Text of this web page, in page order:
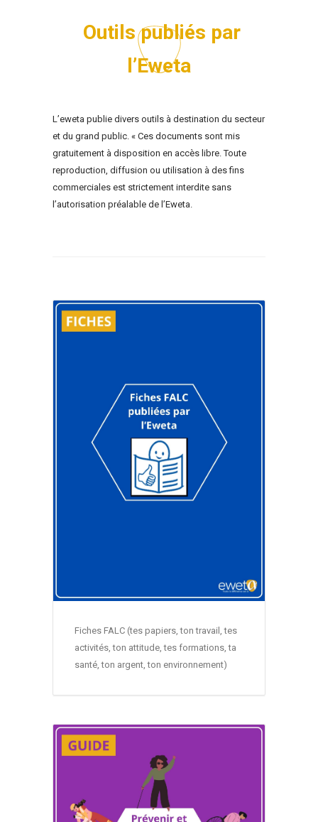
Outils publiés par
l’Eweta
L’eweta publie divers outils à destination du secteur
et du grand public. « Ces documents sont mis
gratuitement à disposition en accès libre. Toute
reproduction, diffusion ou utilisation à des fins
commerciales est strictement interdite sans
l’autorisation préalable de l’Eweta.
Fiches FALC (tes papiers, ton travail, tes
activités, ton attitude, tes formations, ta
santé, ton argent, ton environnement)